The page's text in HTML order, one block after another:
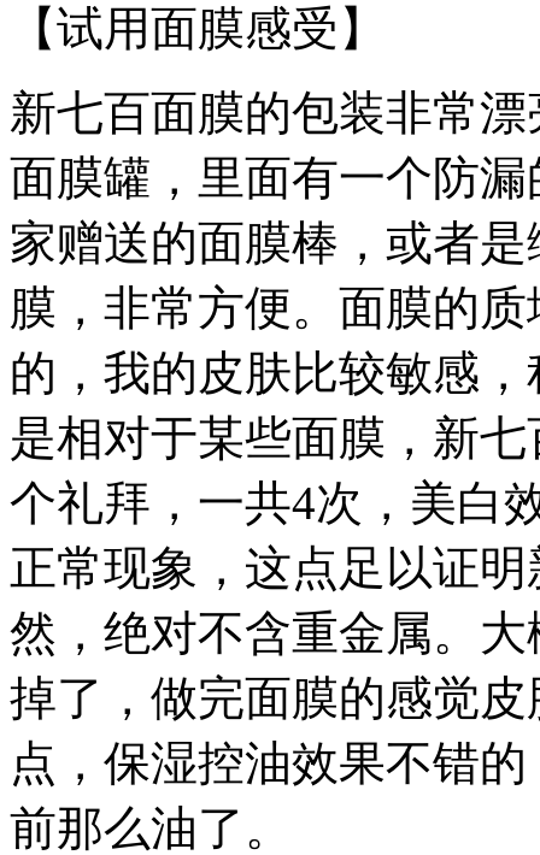
【试用面膜感受】
新七百面膜的包装非常
面膜罐，里面有一个防
家赠送的面膜棒，或者
膜，非常方便。面膜的
的，我的皮肤比较敏感
是相对于某些面膜，新
个礼拜，一共4次，美白
正常现象，这点足以证
然，绝对不含重金属。
掉了，做完面膜的感觉
点，保湿控油效果不错
前那么油了。